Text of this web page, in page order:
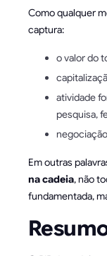
Como qualquer
captura:
o valor do
atividade
pesquisa,
Em outras
na cadeia, não
fundamentada,